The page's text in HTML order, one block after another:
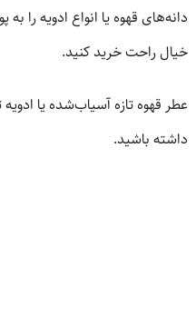
دانه‌های قهوه یا انواع ادویه را به
خیال راحت خرید کنید.
عطر قهوه تازه آسیاب‌شده یا
داشته باشید.